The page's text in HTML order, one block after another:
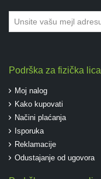
Podrška za fizička lica
Moj nalog
Kako kupovati
Načini plaćanja
Isporuka
Reklamacije
Odustajanje od ugovora